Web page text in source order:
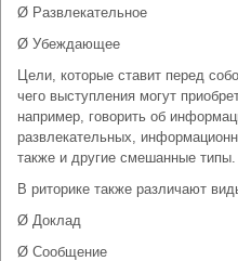
Ø Развлекательное
Ø Убеждающее
Цели, которые ставит перед
чего выступления могут
например, говорить об
развлекательных,
также и другие смешанные типы.
В риторике также различают
Ø Доклад
Ø Сообщение